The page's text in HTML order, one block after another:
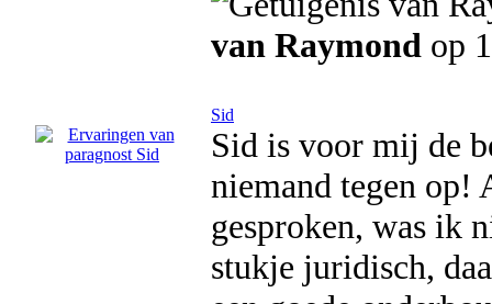
van Raymond op
Sid
Sid is voor mij de
niemand tegen op!
gesproken, was ik
stukje juridisch,